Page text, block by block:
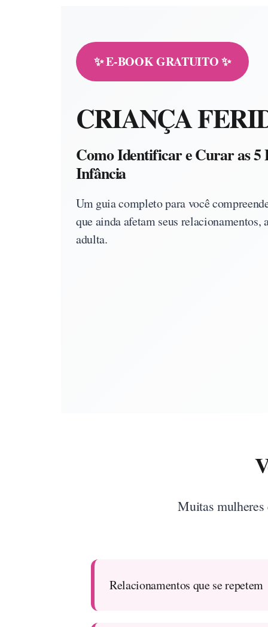
✨ E-BOOK GRATUITO ✨
CRIANÇA
Como Identificar e Curar as 5
Infância
Um guia completo para você
que ainda afetam seus
adulta.
Muitas mulheres
Relacionamentos que se repetem